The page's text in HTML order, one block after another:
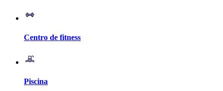
Centro de fitness
Piscina